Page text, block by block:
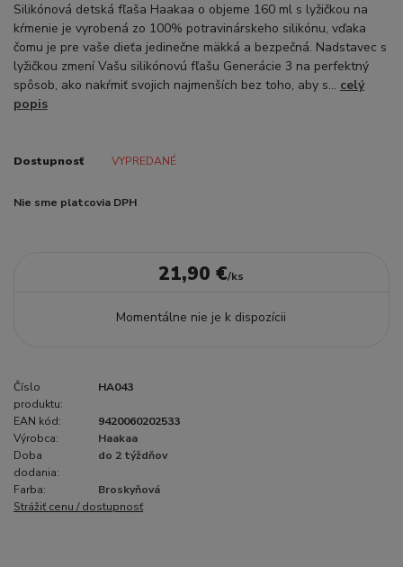
Silikónová detská fľaša Haakaa o objeme 160 ml s lyžičkou na
kŕmenie je vyrobená zo 100% potravinárskeho silikónu, vďaka
čomu je pre vaše dieťa jedinečne mäkká a bezpečná. Nadstavec s
lyžičkou zmení Vašu silikónovú fľašu Generácie 3 na perfektný
spôsob, ako nakŕmiť svojich najmenších bez toho, aby s... celý
popis
Dostupnosť VYPREDANÉ
Nie sme platcovia DPH
21,90 €/ks
Momentálne nie je k dispozícii
Číslo
produktu:
HA043
EAN kód:
9420060202533
Výrobca:
Haakaa
Doba
dodania:
do 2 týždňov
Farba:
Broskyňová
Strážiť cenu / dostupnosť